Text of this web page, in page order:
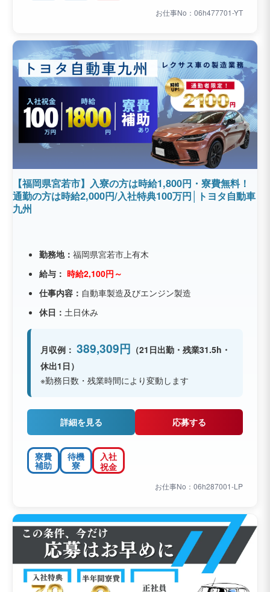
お仕事No：06h477701-YT
【福岡県宮若市】入寮の方は時給1,800円・寮費無料！
通勤の方は時給2,000円/入社特典100万円│トヨタ自動車
九州
勤務地： 福岡県宮若市上有木
給与： 時給2,100円～
仕事内容： 自動車製造及びエンジン製造
休日： 土日休み
月収例： 389,309円 （21日出勤・残業31.5h・
休出1日）
※勤務日数・残業時間により変動します
詳細を見る 応募する
寮費
補助
待機
寮
入社
祝金
お仕事No：06h287001-LP